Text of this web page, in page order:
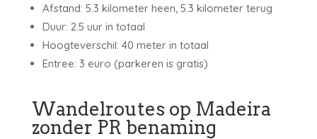
Afstand: 5.3 kilometer heen, 5.3 kilometer terug
Duur: 2.5 uur in totaal
Hoogteverschil: 40 meter in totaal
Entree: 3 euro (parkeren is gratis)
Wandelroutes op Madeira
zonder PR benaming